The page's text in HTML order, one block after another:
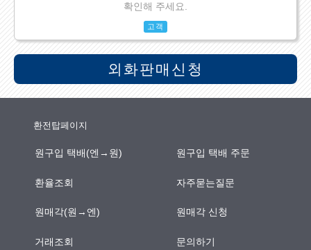
확인해 주세요.
고객
외화판매신청
환전탑페이지
원구입 택배(엔→원) 원구입 택배 주문
환율조회 자주묻는질문
원매각(원→엔) 원매각 신청
거래조회 문의하기